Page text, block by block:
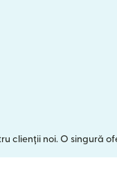
clienții noi. O singură